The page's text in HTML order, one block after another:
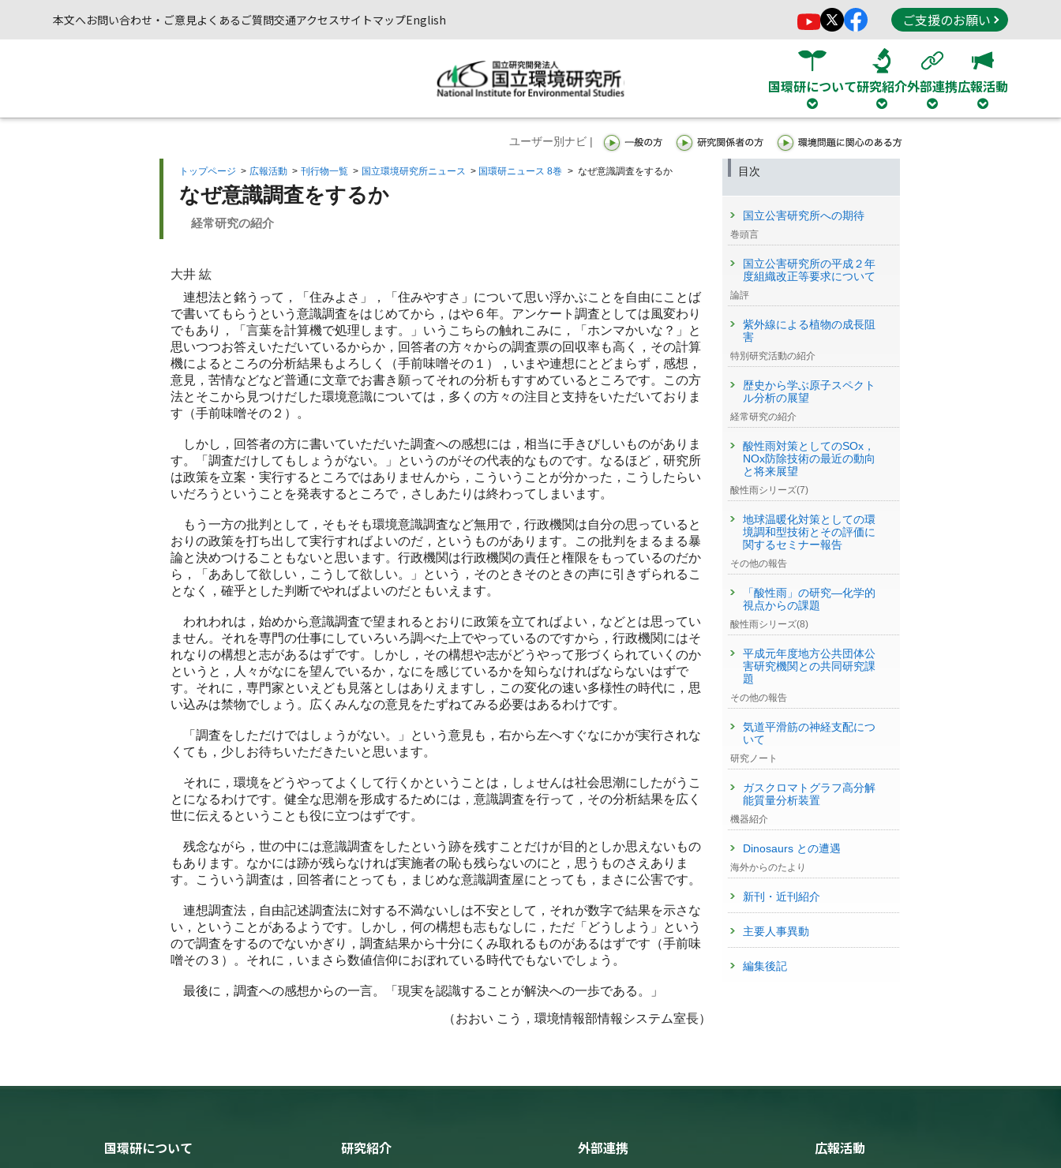
本文へお問い合わせ・ご意見よくあるご質問交通アクセスサイトマップEnglish ご支援のお願い
国環研について研究紹介外部連携広報活動
ユーザー別ナビ |
トップページ > 広報活動 > 刊行物一覧 > 国立環境研究所ニュース > 国環研ニュース 8巻 > なぜ意識調査をするか
なぜ意識調査をするか
経常研究の紹介
大井 紘
連想法と銘うって，「住みよさ」，「住みやすさ」について思い浮かぶことを自由にことば
で書いてもらうという意識調査をはじめてから，はや６年。アンケート調査としては風変わり
でもあり，「言葉を計算機で処理します。」いうこちらの触れこみに，「ホンマかいな？」と
思いつつお答えいただいているからか，回答者の方々からの調査票の回収率も高く，その計算
機によるところの分析結果もよろしく（手前味噌その１），いまや連想にとどまらず，感想，
意見，苦情などなど普通に文章でお書き願ってそれの分析もすすめているところです。この方
法とそこから見つけだした環境意識については，多くの方々の注目と支持をいただいておりま
す（手前味噌その２）。
しかし，回答者の方に書いていただいた調査への感想には，相当に手きびしいものがありま
す。「調査だけしてもしょうがない。」というのがその代表的なものです。なるほど，研究所
は政策を立案・実行するところではありませんから，こういうことが分かった，こうしたらい
いだろうということを発表するところで，さしあたりは終わってしまいます。
もう一方の批判として，そもそも環境意識調査など無用で，行政機関は自分の思っていると
おりの政策を打ち出して実行すればよいのだ，というものがあります。この批判をまるまる暴
論と決めつけることもないと思います。行政機関は行政機関の責任と権限をもっているのだか
ら，「ああして欲しい，こうして欲しい。」という，そのときそのときの声に引きずられるこ
となく，確乎とした判断でやればよいのだともいえます。
われわれは，始めから意識調査で望まれるとおりに政策を立てればよい，などとは思ってい
ません。それを専門の仕事にしていろいろ調べた上でやっているのですから，行政機関にはそ
れなりの構想と志があるはずです。しかし，その構想や志がどうやって形づくられていくのか
というと，人々がなにを望んでいるか，なにを感じているかを知らなければならないはずで
す。それに，専門家といえども見落としはありえますし，この変化の速い多様性の時代に，思
い込みは禁物でしょう。広くみんなの意見をたずねてみる必要はあるわけです。
「調査をしただけではしょうがない。」という意見も，右から左へすぐなにかが実行されな
くても，少しお待ちいただきたいと思います。
それに，環境をどうやってよくして行くかということは，しょせんは社会思潮にしたがうこ
とになるわけです。健全な思潮を形成するためには，意識調査を行って，その分析結果を広く
世に伝えるということも役に立つはずです。
残念ながら，世の中には意識調査をしたという跡を残すことだけが目的としか思えないもの
もあります。なかには跡が残らなければ実施者の恥も残らないのにと，思うものさえありま
す。こういう調査は，回答者にとっても，まじめな意識調査屋にとっても，まさに公害です。
連想調査法，自由記述調査法に対する不満ないしは不安として，それが数字で結果を示さな
い，ということがあるようです。しかし，何の構想も志もなしに，ただ「どうしよう」という
ので調査をするのでないかぎり，調査結果から十分にくみ取れるものがあるはずです（手前味
噌その３）。それに，いまさら数値信仰におぼれている時代でもないでしょう。
最後に，調査への感想からの一言。「現実を認識することが解決への一歩である。」
（おおい こう，環境情報部情報システム室長）
目次
国立公害研究所への期待
巻頭言
国立公害研究所の平成２年
度組織改正等要求について
論評
紫外線による植物の成長阻
害
特別研究活動の紹介
歴史から学ぶ原子スペクト
ル分析の展望
経常研究の紹介
酸性雨対策としてのSOx，
NOx防除技術の最近の動向
と将来展望
酸性雨シリーズ(7)
地球温暖化対策としての環
境調和型技術とその評価に
関するセミナー報告
その他の報告
「酸性雨」の研究—化学的
視点からの課題
酸性雨シリーズ(8)
平成元年度地方公共団体公
害研究機関との共同研究課
題
その他の報告
気道平滑筋の神経支配につ
いて
研究ノート
ガスクロマトグラフ高分解
能質量分析装置
機器紹介
Dinosaurs との遭遇
海外からのたより
新刊・近刊紹介
主要人事異動
編集後記
国環研について 研究紹介 外部連携 広報活動